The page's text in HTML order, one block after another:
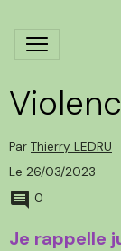
Par Thierry LEDRU
Le 26/03/2023
0
Je rappelle